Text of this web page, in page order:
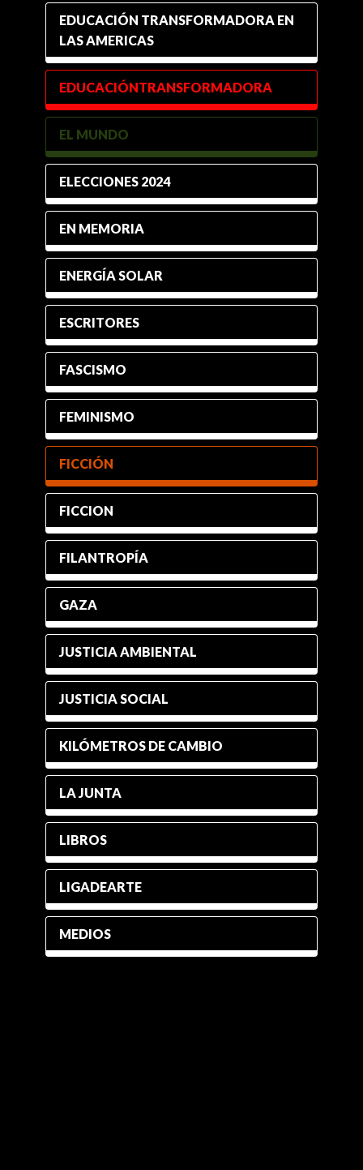
EDUCACIÓN TRANSFORMADORA EN
LAS AMERICAS
EDUCACIÓNTRANSFORMADORA
EL MUNDO
ELECCIONES 2024
EN MEMORIA
ENERGÍA SOLAR
ESCRITORES
FASCISMO
FEMINISMO
FICCIÓN
FICCION
FILANTROPÍA
GAZA
JUSTICIA AMBIENTAL
JUSTICIA SOCIAL
KILÓMETROS DE CAMBIO
LA JUNTA
LIBROS
LIGADEARTE
MEDIOS